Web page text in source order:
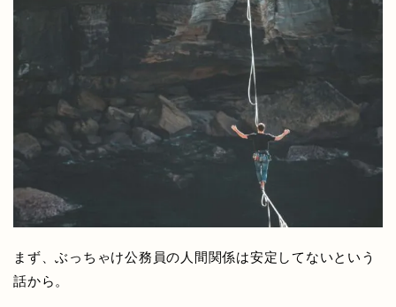
まず、ぶっちゃけ公務員の人間関係は安定してないという
話から。